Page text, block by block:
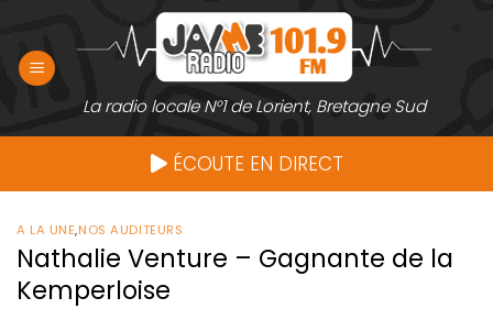
contenu
La radio locale N°1 de Lorient, Bretagne Sud
ÉCOUTE EN DIRECT
A LA UNE,NOS AUDITEURS
Nathalie Venture – Gagnante de la
Kemperloise